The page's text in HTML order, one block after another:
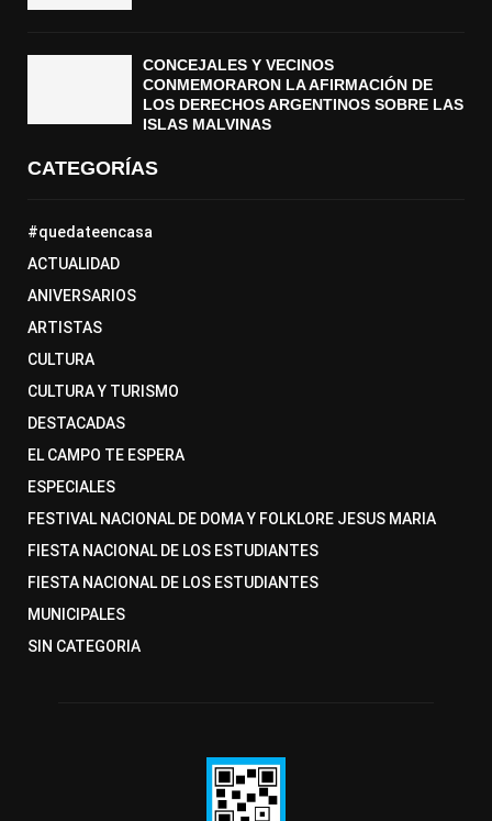
CONCEJALES Y VECINOS
CONMEMORARON LA AFIRMACIÓN DE
LOS DERECHOS ARGENTINOS SOBRE LAS
ISLAS MALVINAS
CATEGORÍAS
#quedateencasa
ACTUALIDAD
ANIVERSARIOS
ARTISTAS
CULTURA
CULTURA Y TURISMO
DESTACADAS
EL CAMPO TE ESPERA
ESPECIALES
FESTIVAL NACIONAL DE DOMA Y FOLKLORE JESUS MARIA
FIESTA NACIONAL DE LOS ESTUDIANTES
FIESTA NACIONAL DE LOS ESTUDIANTES
MUNICIPALES
SIN CATEGORIA